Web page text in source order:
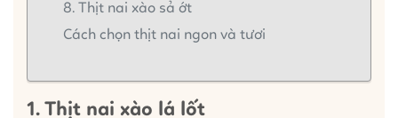
8. Thịt nai xào sả ớt
Cách chọn thịt nai ngon và tươi
1. Thịt nai xào lá lốt